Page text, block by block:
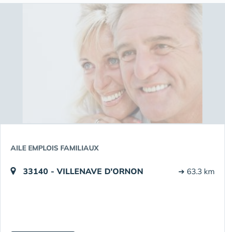
AILE EMPLOIS FAMILIAUX
33140 - VILLENAVE D'ORNON ➔ 63.3 km